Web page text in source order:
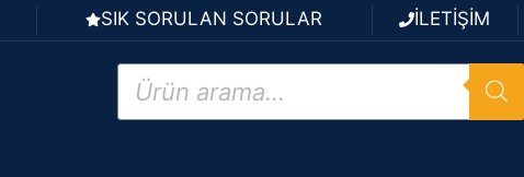
SIK SORULAN SORULAR İLETİŞİM
Products
search